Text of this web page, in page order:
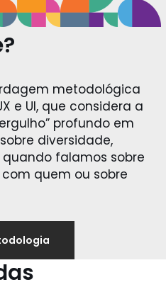
metodológica
e UI, que considera a
profundo em
diversidade,
falamos sobre
quem ou sobre